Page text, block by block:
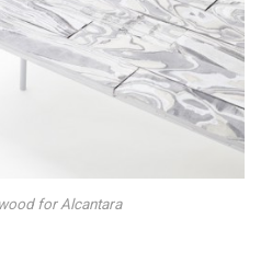
for Alcantara